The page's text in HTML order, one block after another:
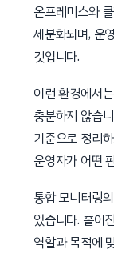
온프레미스와
세분화되며, 운
것입니다.
이런 환경에서
충분하지 않습
기준으로 정리
운영자가 어떤
통합 모니터링
있습니다. 흩어
역할과 목적에